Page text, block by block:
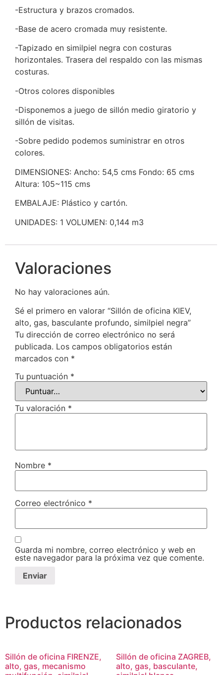
-Estructura y brazos cromados.
-Base de acero cromada muy resistente.
-Tapizado en similpiel negra con costuras
horizontales. Trasera del respaldo con las mismas
costuras.
-Otros colores disponibles
-Disponemos a juego de sillón medio giratorio y
sillón de visitas.
-Sobre pedido podemos suministrar en otros
colores.
DIMENSIONES: Ancho: 54,5 cms Fondo: 65 cms
Altura: 105~115 cms
EMBALAJE: Plástico y cartón.
UNIDADES: 1 VOLUMEN: 0,144 m3
Valoraciones
No hay valoraciones aún.
Sé el primero en valorar “Sillón de oficina KIEV,
alto, gas, basculante profundo, similpiel negra”
Tu dirección de correo electrónico no será
publicada. Los campos obligatorios están
marcados con *
Tu puntuación *
Tu valoración *
Nombre *
Correo electrónico *
Guarda mi nombre, correo electrónico y web en
este navegador para la próxima vez que comente.
Productos relacionados
Sillón de oficina FIRENZE,
alto, gas, mecanismo
Sillón de oficina ZAGREB,
alto, gas, basculante,